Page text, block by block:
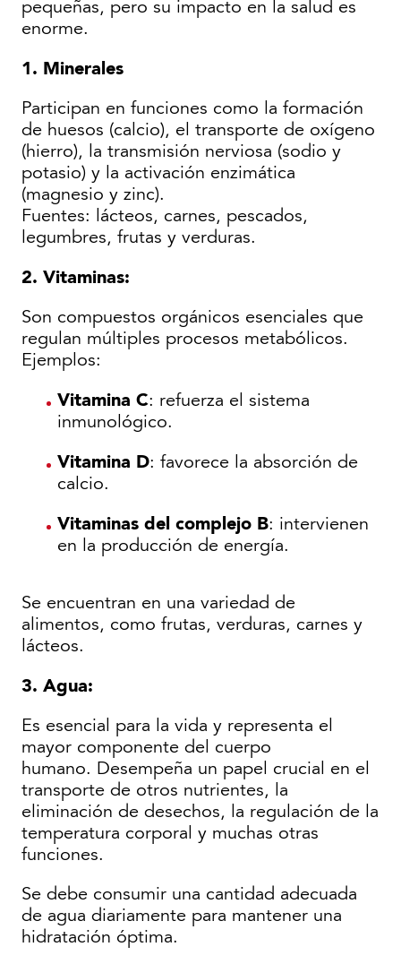
pequeñas, pero su impacto en la salud es
enorme.
1. Minerales
Participan en funciones como la formación
de huesos (calcio), el transporte de oxígeno
(hierro), la transmisión nerviosa (sodio y
potasio) y la activación enzimática
(magnesio y zinc).
Fuentes: lácteos, carnes, pescados,
legumbres, frutas y verduras.
2. Vitaminas:
Son compuestos orgánicos esenciales que
regulan múltiples procesos metabólicos.
Ejemplos:
Vitamina C: refuerza el sistema
inmunológico.
Vitamina D: favorece la absorción de
calcio.
Vitaminas del complejo B: intervienen
en la producción de energía.
Se encuentran en una variedad de
alimentos, como frutas, verduras, carnes y
lácteos.
3. Agua:
Es esencial para la vida y representa el
mayor componente del cuerpo
humano. Desempeña un papel crucial en el
transporte de otros nutrientes, la
eliminación de desechos, la regulación de la
temperatura corporal y muchas otras
funciones.
Se debe consumir una cantidad adecuada
de agua diariamente para mantener una
hidratación óptima.